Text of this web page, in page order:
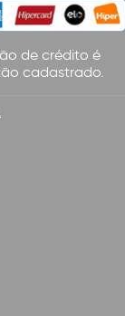
de crédito é
cadastrado.